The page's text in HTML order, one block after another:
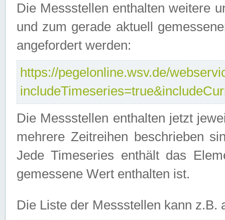
Die Messstellen enthalten weitere
und zum gerade aktuell
angefordert werden:
https://pegelonline.wsv.de/
Die Messstellen enthalten jetzt
mehrere Zeitreihen beschrieben
Jede Timeseries enthält das
gemessene Wert enthalten ist.
Die Liste der Messstellen kann